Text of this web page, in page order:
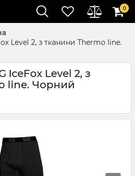
0
Level 2, з тканини Thermo line.
IceFox Level 2, з
line. Чорний